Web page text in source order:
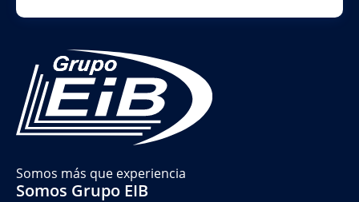
Somos más que experiencia
Somos Grupo EIB